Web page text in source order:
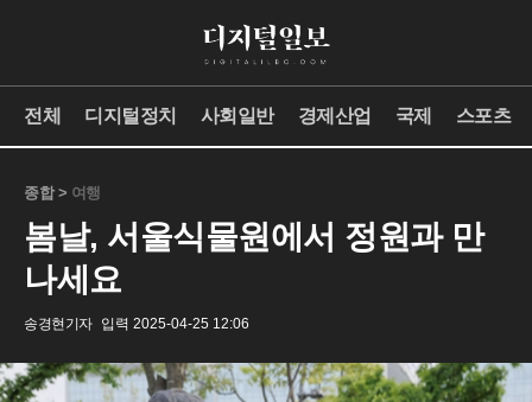
전체 디지털정치 사회일반 경제산업 국제 스포츠
종합 > 여행
봄날, 서울식물원에서 정원과 만
나세요
송경현기자 입력 2025-04-25 12:06